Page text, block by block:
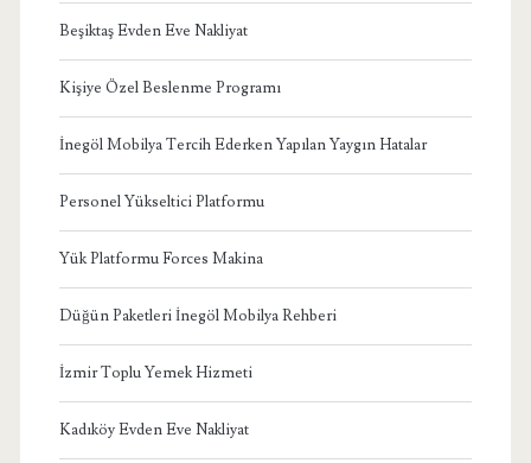
Beşiktaş Evden Eve Nakliyat
Kişiye Özel Beslenme Programı
İnegöl Mobilya Tercih Ederken Yapılan Yaygın Hatalar
Personel Yükseltici Platformu
Yük Platformu Forces Makina
Düğün Paketleri İnegöl Mobilya Rehberi
İzmir Toplu Yemek Hizmeti
Kadıköy Evden Eve Nakliyat